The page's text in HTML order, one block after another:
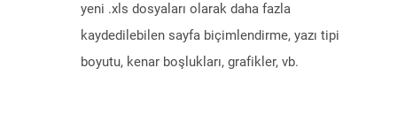
yeni .xls dosyaları olarak daha fazla
kaydedilebilen sayfa biçimlendirme, yazı tipi
boyutu, kenar boşlukları, grafikler, vb.